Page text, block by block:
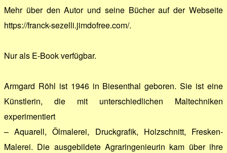
Mehr über den Autor und seine Bücher auf der Webseite
https://franck-sezelli.jimdofree.com/.
Nur als E-Book verfügbar.
Armgard Röhl ist 1946 in Biesenthal geboren. Sie ist eine
Künstlerin, die mit unterschiedlichen Maltechniken
experimentiert
– Aquarell, Ölmalerei, Druckgrafik, Holzschnitt, Fresken-
Malerei. Die ausgebildete Agraringenieurin kam über ihre